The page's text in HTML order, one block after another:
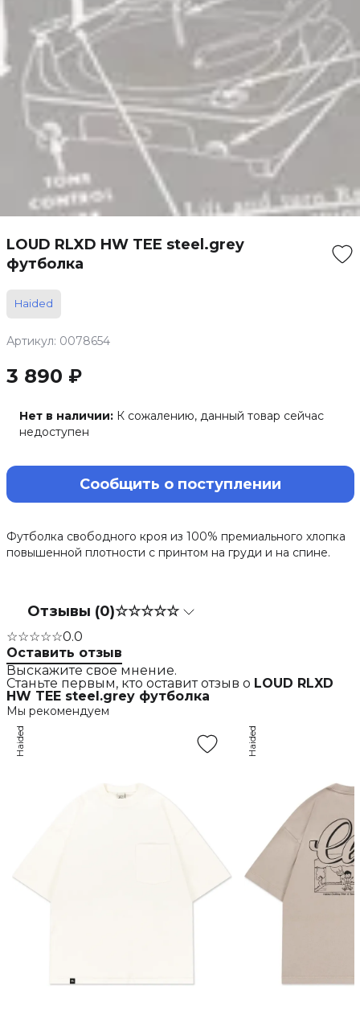
LOUD RLXD HW TEE steel.grey
футболка
Haided
Артикул: 0078654
3 890 ₽
Нет в наличии: К сожалению, данный товар сейчас
недоступен
Сообщить о поступлении
Футболка свободного кроя из 100% премиального хлопка
повышенной плотности с принтом на груди и на спине.
Отзывы (0)☆☆☆☆☆
☆☆☆☆☆0.0
Оставить отзыв
Выскажите свое мнение.
Станьте первым, кто оставит отзыв о LOUD RLXD
HW TEE steel.grey футболка
Мы рекомендуем
Haided Haided